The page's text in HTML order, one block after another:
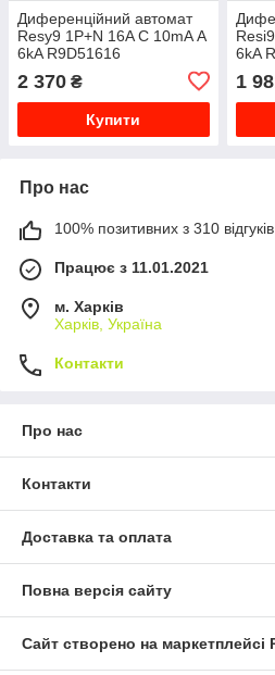
Диференційний автомат
Resy9 1P+N 16A C 10mA А
6kA R9D51616
2 370 ₴
Купити
6kA
1
Про нас
100% позитивних з 310 відгуків
Працює з 11.01.2021
м. Харків
Харків, Україна
Контакти
Про нас
Контакти
Доставка та оплата
Повна версія сайту
Сайт створено на маркетплейсі